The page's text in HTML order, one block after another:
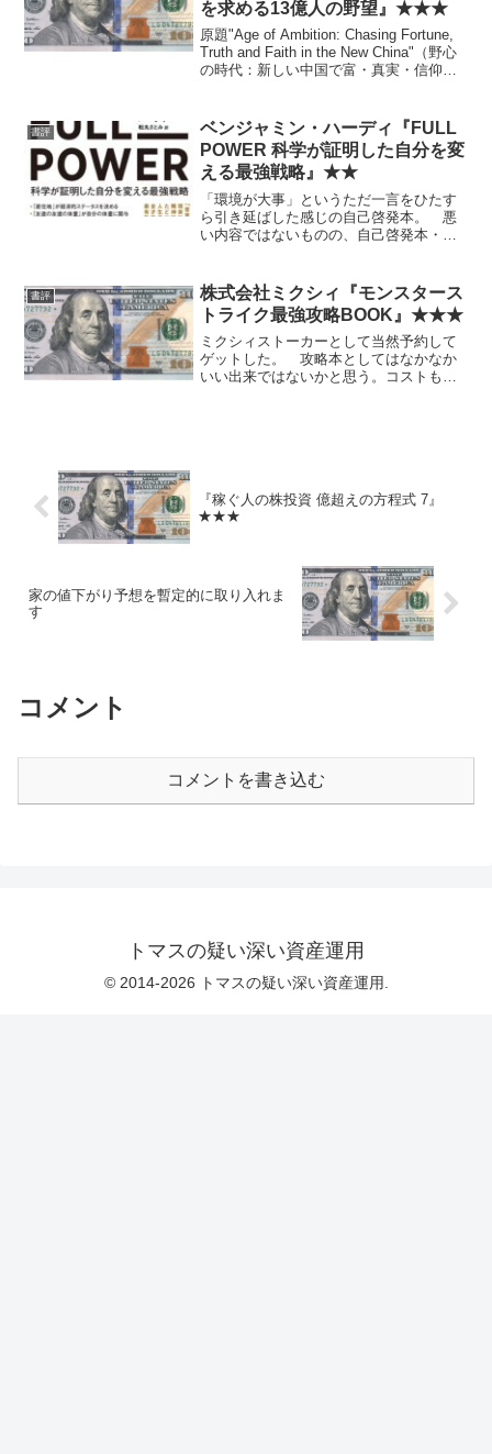
を求める13億人の野望』★★★
原題"Age of Ambition: Chasing Fortune,
Truth and Faith in the New China"（野心
の時代：新しい中国で富・真実・信仰を
書評
ベンジャミン・ハーディ『FULL
POWER 科学が証明した自分を変
える最強戦略』★★
「環境が大事」というただ一言をひたす
ら引き延ばした感じの自己啓発本。 悪
い内容ではないものの、自己啓発本・ラ
ないなら、それなりにまとまりは良くて
有用かもしれない。
書評
株式会社ミクシィ『モンスタース
トライク最強攻略BOOK』★★★
ミクシィストーカーとして当然予約して
ゲットした。 攻略本としてはなかなか
いい出来ではないかと思う。コストも安
『稼ぐ人の株投資 億超えの方程式 7』
★★★
家の値下がり予想を暫定的に取り入れま
す
コメント
コメントを書き込む
トマスの疑い深い資産運用
© 2014-2026 トマスの疑い深い資産運用.